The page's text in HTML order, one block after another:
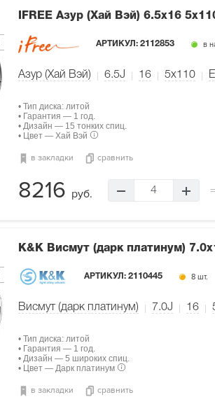
IFREE Азур (Хай Вэй) 6.5x16
АРТИКУЛ: 2112853 в
Азур (Хай Вэй) 6.5J 16 5x110
• Тип диска: литой
• Гарантия — 1 год.
• Дизайн — 15 тонких спиц.
• Цвет — Хай Вэй
в закладки сравнить
8216 руб. 4
K&K Висмут (дарк платинум)
АРТИКУЛ:2110445 8 шт.
Висмут (дарк платинум) 7.0J 16
• Тип диска: литой
• Гарантия — 1 год.
• Дизайн — 5 широких спиц.
• Цвет — Дарк платинум
в закладки сравнить